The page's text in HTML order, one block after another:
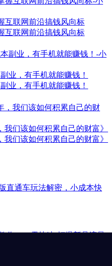
联网前沿搞钱风向标
联网前沿搞钱风向标
业，有手机就能赚钱！
业，有手机就能赚钱！
们该如何积累自己的财富》
们该如何积累自己的财富》
直通车玩法解密，小成本快
你 7-14天快速-打爆新品流量